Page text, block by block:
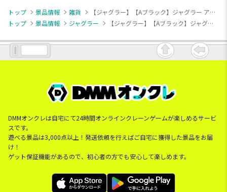
トップ 景品情報 雑貨
【ジャグラー】【Aブラック】ジャグラー アッシュトレイ 12
トップ
景品情報 ジャグラー 【ジャグラー】【Aブラック】ジャグラー アッシュトレイ 12
DMMオンクレは自宅にて24時間オンラインクレーンゲームが楽しめるサービ
スです。
遊べる景品は3,000点以上！発送依頼を行えばご自宅に獲得した景品をお届
け！
ゲット保証機能があるので、初心者の方でも安心して楽しめます。